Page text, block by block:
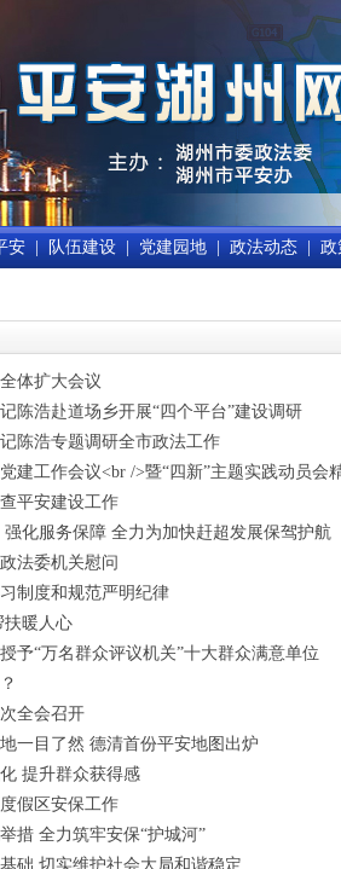
安 队伍建设 党建园地 政法动态 政
体扩大会议
陈浩赴道场乡开展“四个平台”建设调研
陈浩专题调研全市政法工作
建工作会议<br />暨“四新”主题实践动员会
平安建设工作
化服务保障 全力为加快赶超发展保驾护航
法委机关慰问
制度和规范严明纪律
扶暖人心
予“万名群众评议机关”十大群众满意单位
全会召开
一目了然 德清首份平安地图出炉
提升群众获得感
假区安保工作
措 全力筑牢安保“护城河”
础 切实维护社会大局和谐稳定